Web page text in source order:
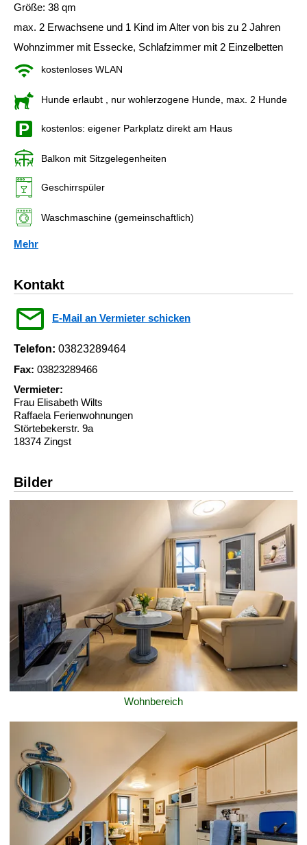
Größe: 38 qm
max. 2 Erwachsene und 1 Kind im Alter von bis zu 2 Jahren
Wohnzimmer mit Essecke, Schlafzimmer mit 2 Einzelbetten
kostenloses WLAN
Hunde erlaubt , nur wohlerzogene Hunde, max. 2 Hunde
kostenlos: eigener Parkplatz direkt am Haus
Balkon mit Sitzgelegenheiten
Geschirrspüler
Waschmaschine (gemeinschaftlich)
Mehr
Kontakt
E-Mail an Vermieter schicken
Telefon: 03823289464
Fax: 03823289466
Vermieter:
Frau Elisabeth Wilts
Raffaela Ferienwohnungen
Störtebekerstr. 9a
18374 Zingst
Bilder
Wohnbereich